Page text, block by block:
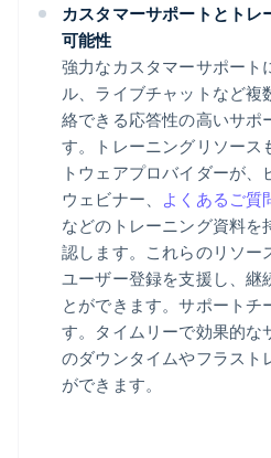
カスタマーサポートとトレ
可能性
強力なカスタマーサポート
ル、ライブチャットなど複
絡できる応答性の高いサポ
す。トレーニングリソース
トウェアプロバイダーが、
ウェビナー、 よくあるご質
などのトレーニング資料を
認します。これらのリソー
ユーザー登録を支援し、継
とができます。サポートチ
す。タイムリーで効果的な
のダウンタイムやフラスト
ができます。